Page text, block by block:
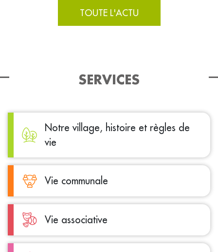
TOUTE L'ACTU
SERVICES
Notre village, histoire et règles de
vie
Vie communale
Vie associative